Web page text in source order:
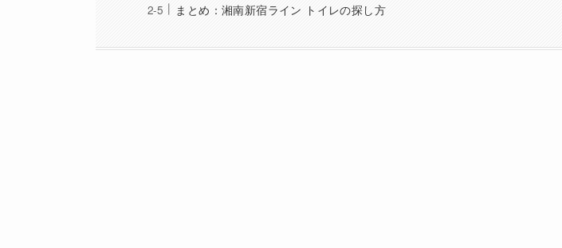
まとめ：湘南新宿ライン トイレの探し方